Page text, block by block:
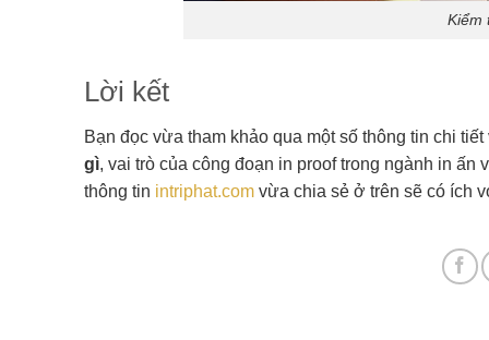
Kiểm
Lời kết
Bạn đọc vừa tham khảo qua một số thông tin chi
gì, vai trò của công đoạn in proof trong ngành in ấn
thông tin intriphat.com vừa chia sẻ ở trên sẽ có ích